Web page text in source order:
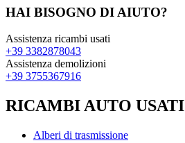
HAI BISOGNO DI AIUTO?
Assistenza ricambi usati
+39 3382878043
Assistenza demolizioni
+39 3755367916
RICAMBI AUTO USATI
Alberi di trasmissione